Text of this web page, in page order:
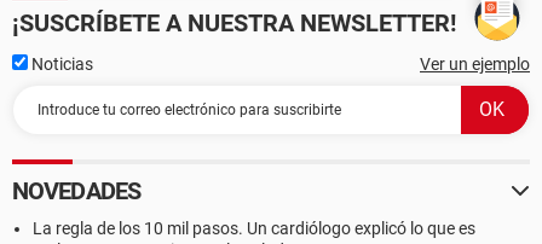
¡SUSCRÍBETE A NUESTRA NEWSLETTER!
Noticias Ver un ejemplo
NOVEDADES
La regla de los 10 mil pasos. Un cardiólogo explicó lo que es